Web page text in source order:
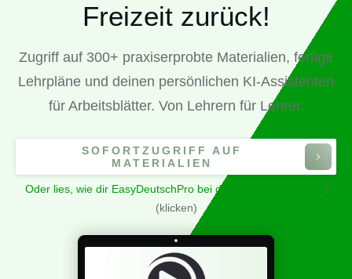
Freizeit zurück!
Zugriff auf 300+ praxiserprobte Materialien, fertige
Lehrpläne und deinen persönlichen KI-Assistenten
für Arbeitsblätter. Von Lehrern für Lehrer.
SOFORTZUGRIFF AUF
MATERIALIEN
Oder lies, wie dir EasyDeutschPro bei deinem Unterricht hilft !
(klicken)